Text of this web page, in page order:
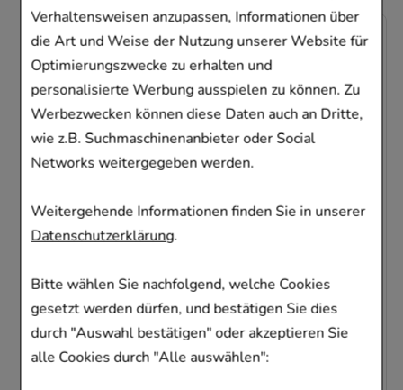
Verhaltensweisen anzupassen, Informationen über
die Art und Weise der Nutzung unserer Website für
Optimierungszwecke zu erhalten und
personalisierte Werbung ausspielen zu können. Zu
Werbezwecken können diese Daten auch an Dritte,
wie z.B. Suchmaschinenanbieter oder Social
Networks weitergegeben werden.
Weitergehende Informationen finden Sie in unserer
Datenschutzerklärung.
Bitte wählen Sie nachfolgend, welche Cookies
gesetzt werden dürfen, und bestätigen Sie dies
durch "Auswahl bestätigen" oder akzeptieren Sie
alle Cookies durch "Alle auswählen":
11077448
Sofort lieferbar
AVP: 13,60 €²
-60,5%